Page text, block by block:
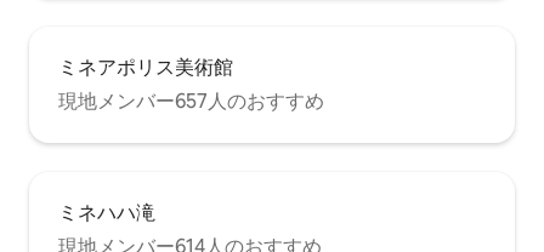
スキーやスノーボードを楽しめます。 明
確にするために、ツリーハウスには2つの
個室ベッドルームがあります。 寝室1には
ーム2には、ハーフバスルームが付いたス
す。 木の上にあるこの豪華で魅力的なツ
リーハウススイートを自分にプレゼント
ミネアポリス美術館
現地メンバー657人のおすすめ
ミネハハ滝
現地メンバー614人のおすすめ